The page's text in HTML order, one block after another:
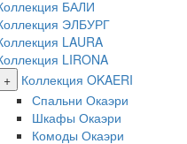
БАЛИ
ЭЛБУРГ
LAURA
LIRONA
+
Коллекция OKAERI
Спальни Окаэри
Шкафы Окаэри
Комоды Окаэри